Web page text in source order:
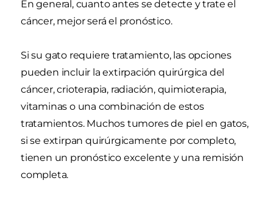
En general, cuanto antes se detecte y trate el
cáncer, mejor será el pronóstico.
Si su gato requiere tratamiento, las opciones
pueden incluir la extirpación quirúrgica del
cáncer, crioterapia, radiación, quimioterapia,
vitaminas o una combinación de estos
tratamientos. Muchos tumores de piel en gatos,
si se extirpan quirúrgicamente por completo,
tienen un pronóstico excelente y una remisión
completa.